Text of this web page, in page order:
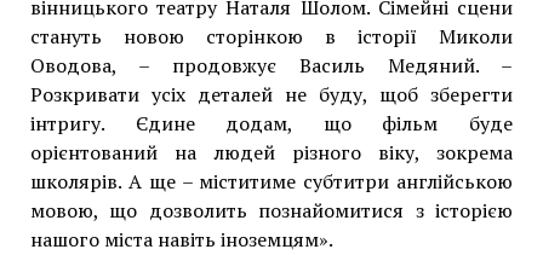
вінницького театру Наталя Шолом. Сімейні сцени
стануть новою сторінкою в історії Миколи
Оводова, – продовжує Василь Медяний. –
Розкривати усіх деталей не буду, щоб зберегти
інтригу. Єдине додам, що фільм буде
орієнтований на людей різного віку, зокрема
школярів. А ще – міститиме субтитри англійською
мовою, що дозволить познайомитися з історією
нашого міста навіть іноземцям».